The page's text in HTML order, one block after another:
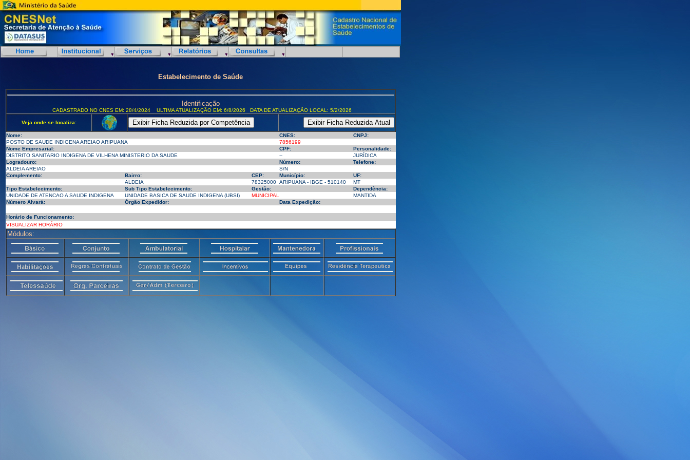
Estabelecimento de Saúde
Identificação
CADASTRADO NO CNES EM: 28/4/2024 ULTIMA ATUALIZAÇÃO EM: 6/8/2026 DATA DE ATUALIZAÇÃO LOCAL: 5/2/2026
Veja onde se localiza:
Nome: CNES:
CNPJ:
POSTO DE SAUDE INDIGENA AREIAO ARIPUANA
7856199
Nome Empresarial:
CPF:
Personalidade:
DISTRITO SANITARIO INDIGENA DE VILHENA MINISTERIO DA SAUDE
--
JURÍDICA
Logradouro:
Número:
Telefone:
ALDEIA AREIAO
S/N
Complemento:
Bairro: CEP: Município:
UF:
ALDEIA
78325000 ARIPUANA - IBGE - 510140
MT
Tipo Estabelecimento:
Sub Tipo Estabelecimento: Gestão:
Dependência:
UNIDADE DE ATENCAO A SAUDE INDIGENA
UNIDADE BASICA DE SAUDE INDIGENA (UBSI) MUNICIPAL
MANTIDA
Número Alvará:
Órgão Expedidor: Data Expedição:
Horário de Funcionamento:
VISUALIZAR HORÁRIO
Módulos: